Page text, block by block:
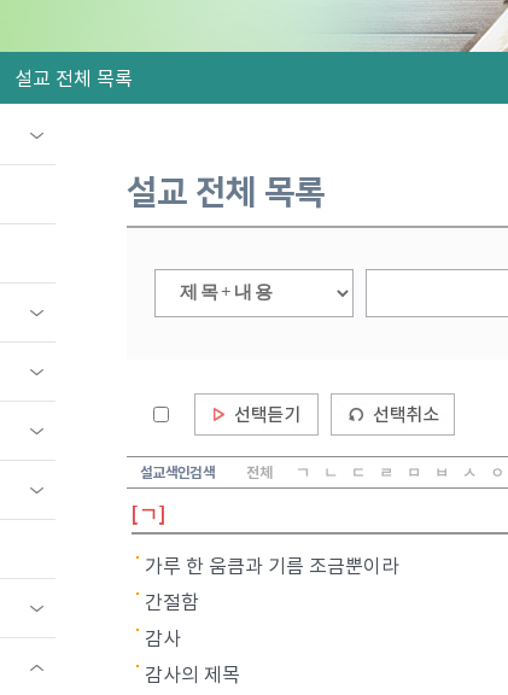
설교 전체 목록
설교 전체 목록
설교색인검색 전체 ㄱ ㄴ ㄷ ㄹ ㅁ ㅂ ㅅ ㅇ
[ㄱ]
가루 한 움큼과 기름 조금뿐이라
간절함
감사
감사의 제목